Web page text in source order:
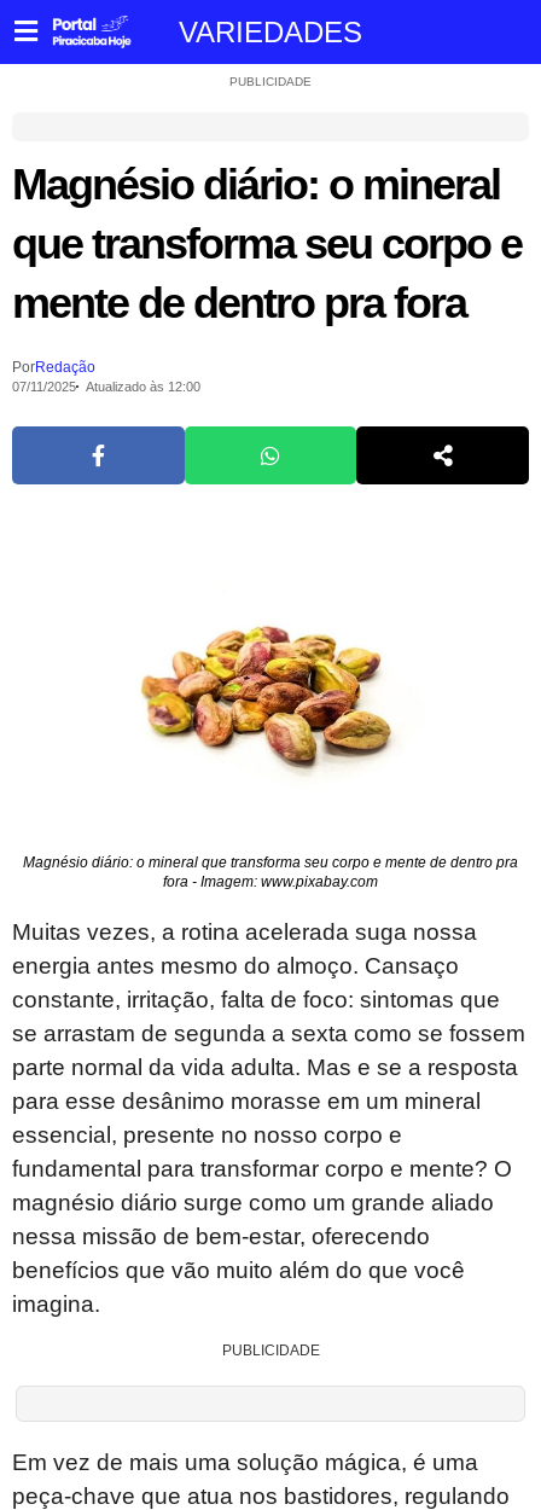
VARIEDADES
PUBLICIDADE
Magnésio diário: o mineral
que transforma seu corpo e
mente de dentro pra fora
PorRedação
07/11/2025 Atualizado às 12:00
Magnésio diário: o mineral que transforma seu corpo e mente de dentro pra
fora - Imagem: www.pixabay.com
Muitas vezes, a rotina acelerada suga nossa
energia antes mesmo do almoço. Cansaço
constante, irritação, falta de foco: sintomas que
se arrastam de segunda a sexta como se fossem
parte normal da vida adulta. Mas e se a resposta
para esse desânimo morasse em um mineral
essencial, presente no nosso corpo e
fundamental para transformar corpo e mente? O
magnésio diário surge como um grande aliado
nessa missão de bem-estar, oferecendo
benefícios que vão muito além do que você
imagina.
PUBLICIDADE
Em vez de mais uma solução mágica, é uma
peça-chave que atua nos bastidores, regulando